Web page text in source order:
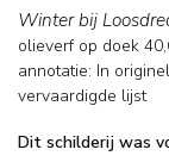
Winter bij
olieverf op doek
annotatie: In
vervaardigde lijst
Dit schilderij was